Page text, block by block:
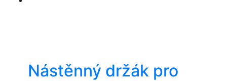
Nástěnný držák pro